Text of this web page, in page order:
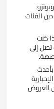
من الفئات
كنت
إلى
العروض